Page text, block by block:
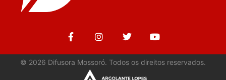
© 2026 Difusora Mossoró. Todos os direitos reservados.